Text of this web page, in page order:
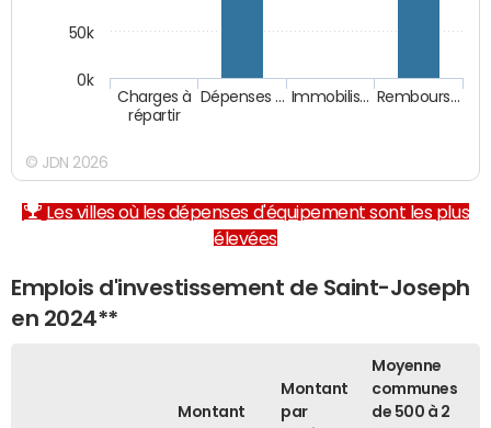
Charges à
répartir
Dépenses … Immobilis… Rembours…
0k
50k
© JDN 2026
Les villes où les dépenses d'équipement sont les plus
élevées
Emplois d'investissement de Saint-Joseph
en 2024**
Montant
Montant
par
Moyenne
communes
de 500 à 2